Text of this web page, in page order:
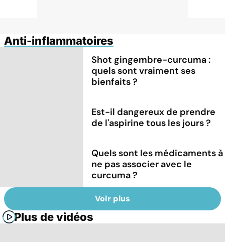
Anti-inflammatoires
Shot gingembre-curcuma :
quels sont vraiment ses
bienfaits ?
Est-il dangereux de prendre
de l'aspirine tous les jours ?
Quels sont les médicaments à
ne pas associer avec le
curcuma ?
Voir plus
Plus de vidéos